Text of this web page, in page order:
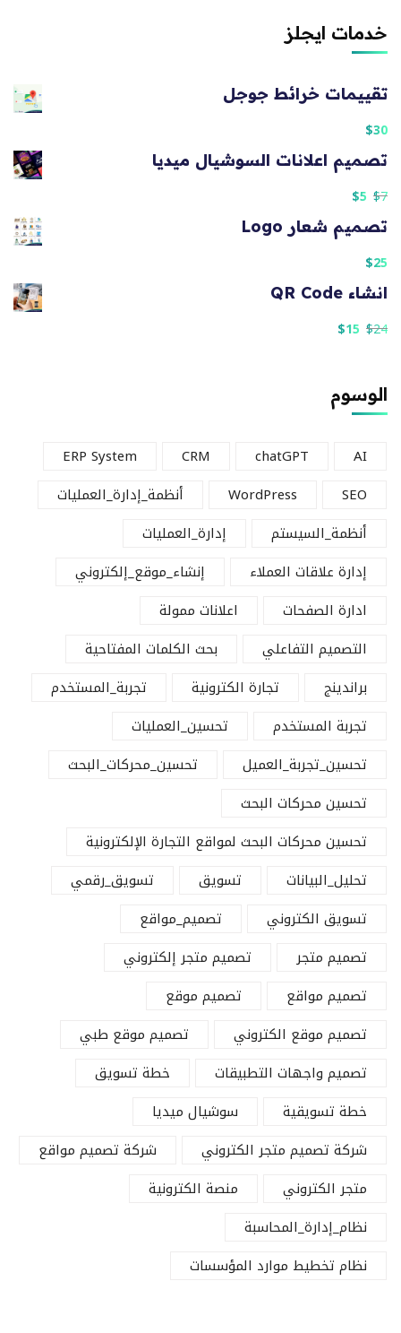
خدمات ايجلز
تقييمات خرائط جوجل
$30
تصميم اعلانات السوشيال ميديا
$7
$5
تصميم شعار Logo
$25
انشاء QR Code
$24
$15
الوسوم
AI
chatGPT
CRM
ERP System
SEO
WordPress
أنظمة_إدارة_العمليات
أنظمة_السيستم
إدارة_العمليات
إدارة علاقات العملاء
إنشاء_موقع_إلكتروني
ادارة الصفحات
اعلانات ممولة
التصميم التفاعلي
بحث الكلمات المفتاحية
براندينج
تجارة الكترونية
تجربة_المستخدم
تجربة المستخدم
تحسين_العمليات
تحسين_تجربة_العميل
تحسين_محركات_البحث
تحسين محركات البحث
تحسين محركات البحث لمواقع التجارة الإلكترونية
تحليل_البيانات
تسويق
تسويق_رقمي
تسويق الكتروني
تصميم_مواقع
تصميم متجر
تصميم متجر إلكتروني
تصميم مواقع
تصميم موقع
تصميم موقع الكتروني
تصميم موقع طبي
تصميم واجهات التطبيقات
خطة تسويق
خطة تسويقية
سوشيال ميديا
شركة تصميم متجر الكتروني
شركة تصميم مواقع
متجر الكتروني
منصة الكترونية
نظام_إدارة_المحاسبة
نظام تخطيط موارد المؤسسات